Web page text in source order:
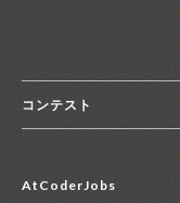
コンテスト
コンテスト一覧
AtCoderJobs